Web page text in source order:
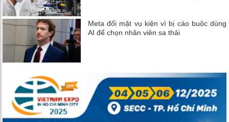
Meta đối mặt vụ kiện vì bị cáo buộc dùng
AI để chọn nhân viên sa thải